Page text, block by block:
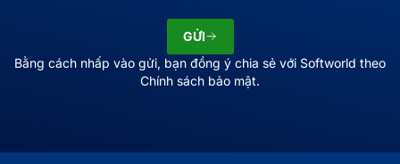
GỬI
Bằng cách nhấp vào gửi, bạn đồng ý chia sẻ với Softworld theo
Chính sách bảo mật.